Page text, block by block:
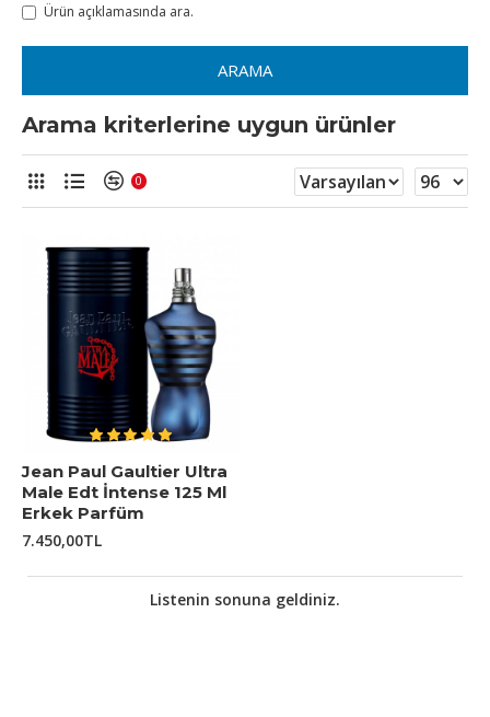
Ürün açıklamasında ara.
ARAMA
Arama kriterlerine uygun ürünler
0
Jean Paul Gaultier Ultra
Male Edt İntense 125 Ml
Erkek Parfüm
7.450,00TL
Listenin sonuna geldiniz.